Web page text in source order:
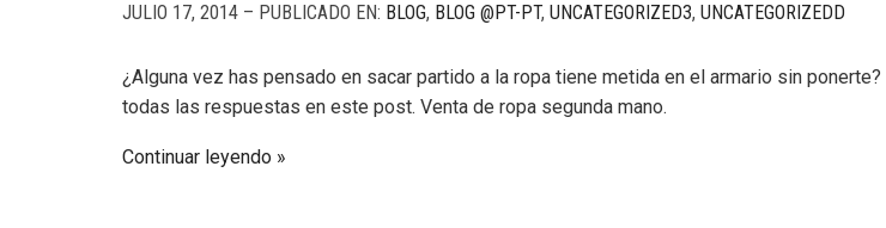
JULIO 17, 2014 – PUBLICADO EN: BLOG, BLOG @PT-PT, UNCATEGORIZED3, UNCATEGORIZEDD
¿Alguna vez has pensado en sacar partido a la ropa tiene metida en el armario sin
todas las respuestas en este post. Venta de ropa segunda mano.
Continuar leyendo